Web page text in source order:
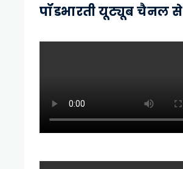
पॉडभारती यूट्यूब चैनल से